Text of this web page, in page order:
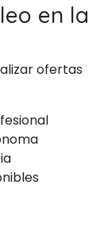
en la
ofertas